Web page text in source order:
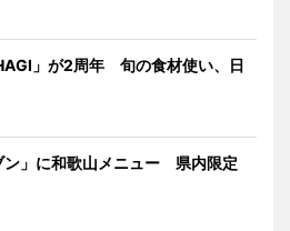
」が2周年 旬の食材使い、日
ン」に和歌山メニュー 県内限定